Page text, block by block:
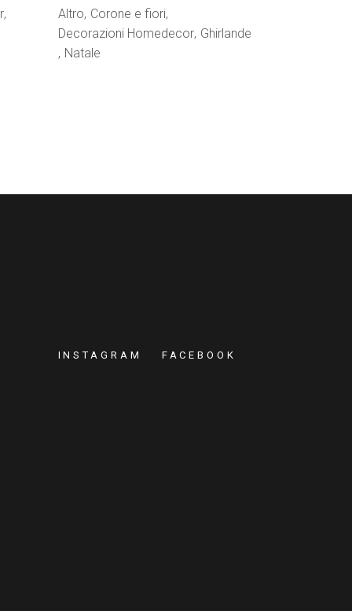
Altro Corone e fiori
Decorazioni Homedecor Ghirlande
Natale
INSTAGRAM FACEBOOK